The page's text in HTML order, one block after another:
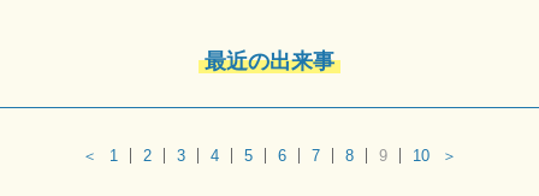
最近の出来事
＜ 1 2 3 4 5 6 7 8 9 10 ＞